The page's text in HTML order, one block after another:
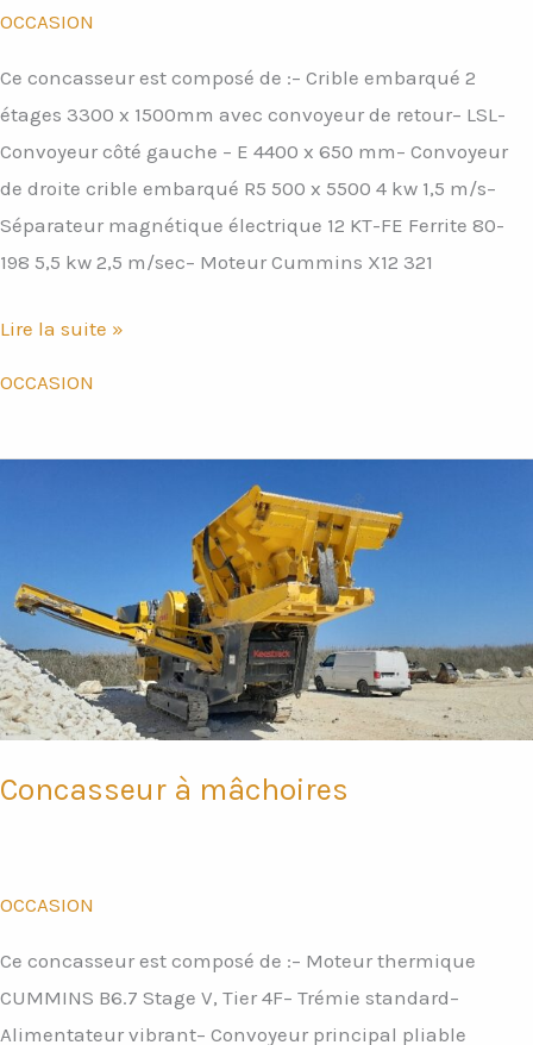
OCCASION
Ce concasseur est composé de :– Crible embarqué 2
étages 3300 x 1500mm avec convoyeur de retour– LSL-
Convoyeur côté gauche – E 4400 x 650 mm– Convoyeur
de droite crible embarqué R5 500 x 5500 4 kw 1,5 m/s–
Séparateur magnétique électrique 12 KT-FE Ferrite 80-
198 5,5 kw 2,5 m/sec– Moteur Cummins X12 321
Lire la suite »
OCCASION
Concasseur à mâchoires
OCCASION
Ce concasseur est composé de :– Moteur thermique
CUMMINS B6.7 Stage V, Tier 4F– Trémie standard–
Alimentateur vibrant– Convoyeur principal pliable